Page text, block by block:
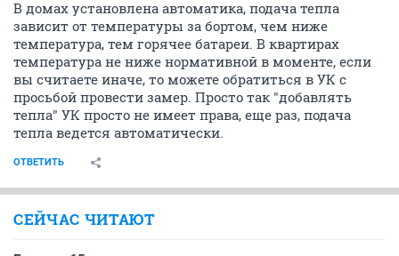
В домах установлена автоматика, подача тепла
зависит от температуры за бортом, чем ниже
температура, тем горячее батареи. В квартирах
температура не ниже нормативной в моменте, если
вы считаете иначе, то можете обратиться в УК с
просьбой провести замер. Просто так "добавлять
тепла" УК просто не имеет права, еще раз, подача
тепла ведется автоматически.
ОТВЕТИТЬ
СЕЙЧАС ЧИТАЮТ